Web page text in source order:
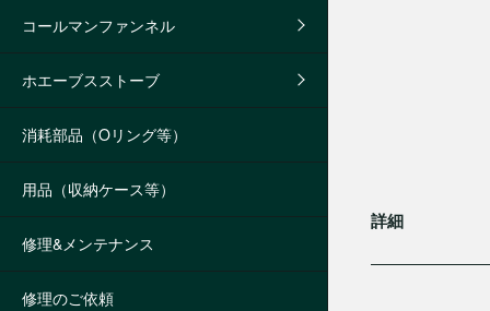
コールマンファンネル
ホエーブスストーブ
消耗部品（Oリング等）
用品（収納ケース等）
修理&メンテナンス
修理のご依頼
詳細